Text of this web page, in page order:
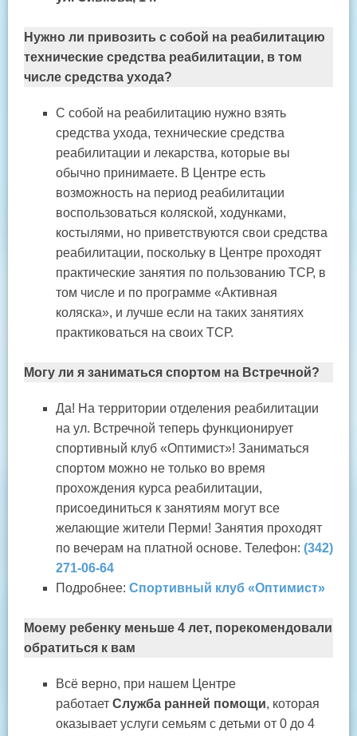
Нужно ли привозить с собой на реабилитацию
технические средства реабилитации, в том
числе средства ухода?
С собой на реабилитацию нужно взять
средства ухода, технические средства
реабилитации и лекарства, которые вы
обычно принимаете. В Центре есть
возможность на период реабилитации
воспользоваться коляской, ходунками,
костылями, но приветствуются свои средства
реабилитации, поскольку в Центре проходят
практические занятия по пользованию ТСР, в
том числе и по программе «Активная
коляска», и лучше если на таких занятиях
практиковаться на своих ТСР.
Могу ли я заниматься спортом на Встречной?
Да! На территории отделения реабилитации
на ул. Встречной теперь функционирует
спортивный клуб «Оптимист»! Заниматься
спортом можно не только во время
прохождения курса реабилитации,
присоединиться к занятиям могут все
желающие жители Перми! Занятия проходят
по вечерам на платной основе. Телефон: (342)
271-06-64
Подробнее: Спортивный клуб «Оптимист»
Моему ребенку меньше 4 лет, порекомендовали
обратиться к вам
Всё верно, при нашем Центре
работает Служба ранней помощи, которая
оказывает услуги семьям с детьми от 0 до 4